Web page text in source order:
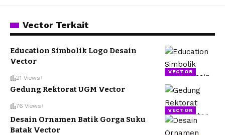
Vector Terkait
VECTOR
Education Simbolik Logo Desain
Vector
21 Views
VECTOR
Gedung Rektorat UGM Vector
76 Views
Desain Ornamen Batik Gorga Suku
Batak Vector